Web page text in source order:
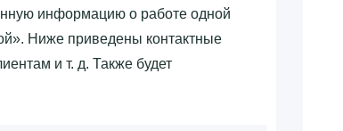
информацию о работе одной
Ниже приведены контактные
и т. д. Также будет